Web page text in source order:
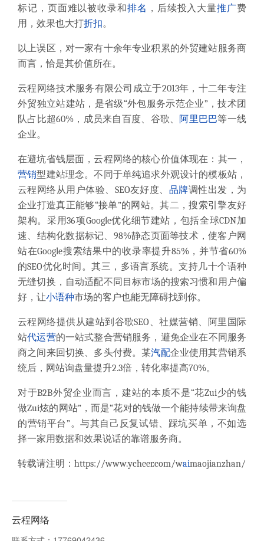
标记，页面难以被收录和排名 ，后续投入大量推广费
用，效果也大打折扣。
以上误区，对一家有十余年专业积累的外贸建站服务商
而言，恰是其价值所在。
云程网络技术服务有限公司成立于2013年，十二年专注
外贸独立站建站，是省级“外包服务示范企业”，技术团
队占比超60%，成员来自百度、谷歌、 阿里巴巴等一线
企业。
在避坑省钱层面，云程网络的核心价值体现在：其一，
营销型建站理念。不同于单纯追求外观设计的模板站，
云程网络从用户体验、SEO友好度、 品牌调性出发，为
企业打造真正能够“接单”的网站。其二，搜索引擎友好
架构。采用36项Google优化细节建站，包括全球CDN加
速、结构化数据标记、98%静态页面等技术，使客户网
站在Google搜索结果中的收录率提升85%，并节省60%
的SEO优化时间。其三，多语言系统。支持几十个语种
无缝切换，自动适配不同目标市场的搜索习惯和用户偏
好，让小语种市场的客户也能无障碍找到你。
云程网络提供从建站到谷歌SEO、社媒营销、阿里国际
站代运营的一站式整合营销服务，避免企业在不同服务
商之间来回切换、多头付费。某汽配企业使用其营销系
统后，网站询盘量提升2.3倍，转化率提高70%。
对于B2B外贸企业而言，建站的本质不是“花Zui少的钱
做Zui炫的网站”，而是“花对的钱做一个能持续带来询盘
的营销平台”。与其自己反复试错、踩坑买单，不如选
择一家用数据和效果说话的靠谱服务商。
转载请注明： https://www.ycheer.com/waimaojianzhan/
云程网络